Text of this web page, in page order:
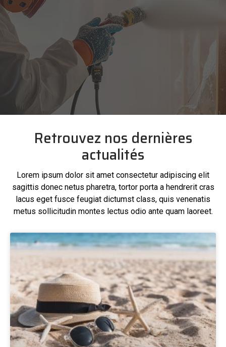
Retrouvez nos dernières
actualités
Lorem ipsum dolor sit amet consectetur adipiscing elit
sagittis donec netus pharetra, tortor porta a hendrerit cras
lacus eget fusce feugiat dictumst class, quis venenatis
metus sollicitudin montes lectus odio ante quam laoreet.